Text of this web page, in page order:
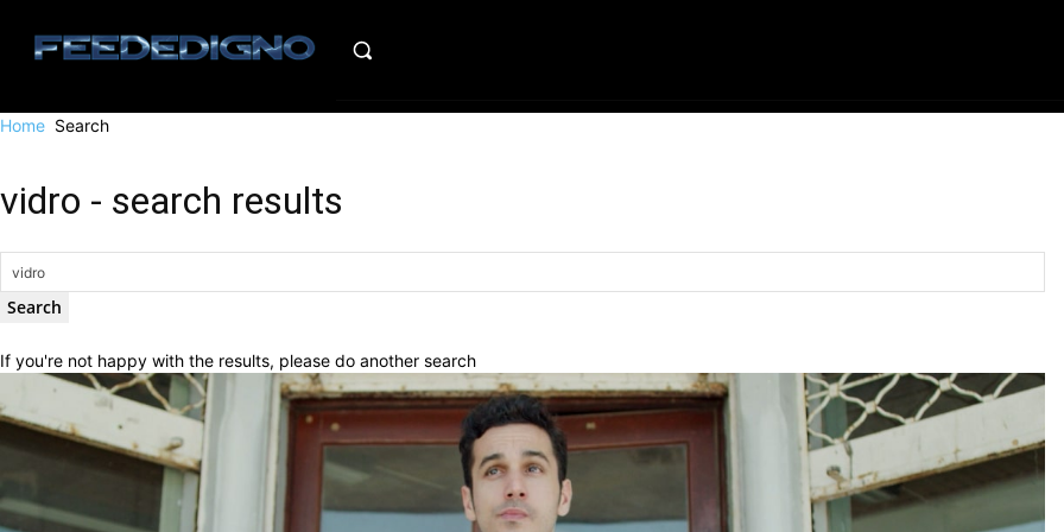
Home Search
vidro - search results
If you're not happy with the results, please do another search